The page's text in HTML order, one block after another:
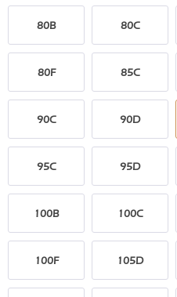
80B 80C
80F 85C
90C 90D
95C 95D
100B 100C
100F 105D